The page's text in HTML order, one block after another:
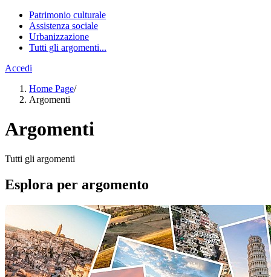
Patrimonio culturale
Assistenza sociale
Urbanizzazione
Tutti gli argomenti...
Accedi
Home Page/
Argomenti
Argomenti
Tutti gli argomenti
Esplora per argomento